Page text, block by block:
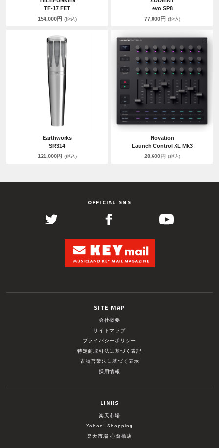
TF-17 FET
154,000円 (税込)
evo SP8
77,000円 (税込)
Earthworks
SR314
121,000円 (税込)
Novation
Launch Control XL Mk3
28,600円 (税込)
OFFICIAL SNS
SITE MAP
会社概要
サイトマップ
プライバシーポリシー
特定商取引法に基づく表記
古物営業法に基づく表示
採用情報
LINKS
楽天市場
Yahoo! Shopping
楽天市場 心斎橋店